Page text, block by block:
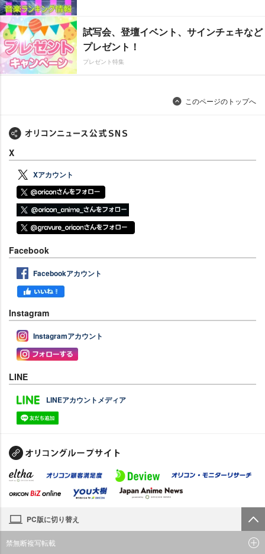
試写会、登壇イベント、サインチェキなど
プレゼント！
プレゼント特集
このページのトップへ
X
Xアカウント
Facebook
Facebookアカウント
Instagram
Instagramアカウント
LINE
LINEアカウントメディア
PC版に切り替え
禁無断複写転載